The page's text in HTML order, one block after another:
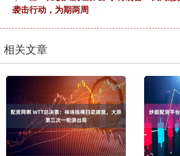
袭击行动，为期两周
相关文章